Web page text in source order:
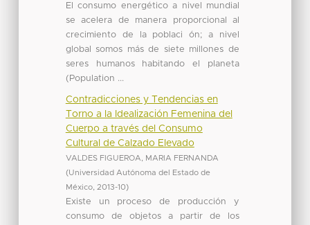
El consumo energético a nivel mundial
se acelera de manera proporcional al
crecimiento de la poblaci ón; a nivel
global somos más de siete millones de
seres humanos habitando el planeta
(Population ...
Contradicciones y Tendencias en
Torno a la Idealización Femenina del
Cuerpo a través del Consumo
Cultural de Calzado Elevado
VALDES FIGUEROA, MARIA FERNANDA
(Universidad Autónoma del Estado de
México, 2013-10)
Existe un proceso de producción y
consumo de objetos a partir de los